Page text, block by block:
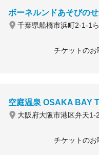
ボーネルンドあそびの
千葉県船橋市浜町2-1-1
チケットのお
空庭温泉 OSAKA BAY
大阪府大阪市港区弁天1-
チケットのお